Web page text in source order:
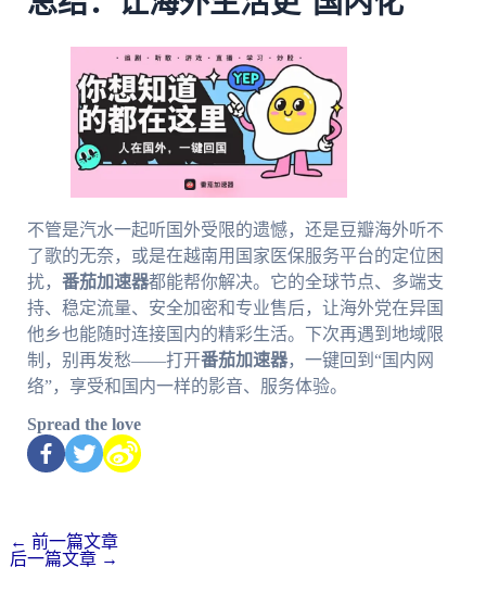
不管是汽水一起听国外受限的遗憾，还是豆瓣海外听不
了歌的无奈，或是在越南用国家医保服务平台的定位困
扰， 番茄加速器都能帮你解决。它的全球节点、多端支
持、稳定流量、安全加密和专业售后，让海外党在异国
他乡也能随时连接国内的精彩生活。下次再遇到地域限
制，别再发愁——打开番茄加速器，一键回到“国内网
络”，享受和国内一样的影音、服务体验。
Spread the love
← 前一篇文章
后一篇文章 →